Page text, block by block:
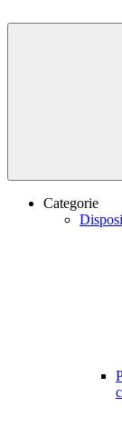
Categorie